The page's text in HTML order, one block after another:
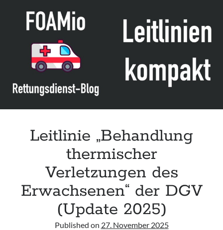
Leitlinie „Behandlung
thermischer
Verletzungen des
Erwachsenen“ der DGV
(Update 2025)
Published on 27. November 2025